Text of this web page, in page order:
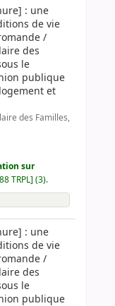
: une
de vie
/
des
le
publique
et
des Familles,
sur
TRPL] (3).
: une
de vie
/
des
le
publique